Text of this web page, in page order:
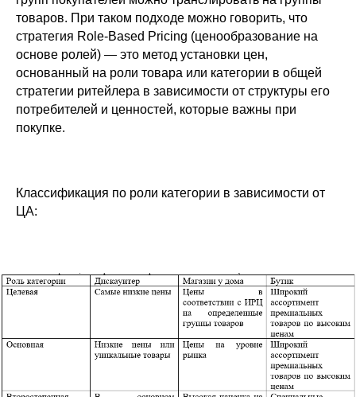
товаров. При таком подходе можно говорить, что
стратегия Role-Based Pricing (ценообразование на
основе ролей) — это метод установки цен,
основанный на роли товара или категории в общей
стратегии ритейлера в зависимости от структуры его
потребителей и ценностей, которые важны при
покупке.
Классификация по роли категории в зависимости от
ЦА: